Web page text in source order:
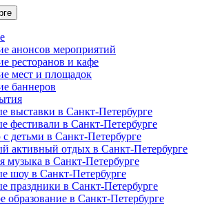
анонсов мероприятий
ресторанов и кафе
мест и площадок
баннеров
выставки в Санкт-Петербурге
фестивали в Санкт-Петербурге
с детьми в Санкт-Петербурге
активный отдых в Санкт-Петербурге
музыка в Санкт-Петербурге
шоу в Санкт-Петербурге
праздники в Санкт-Петербурге
образование в Санкт-Петербурге